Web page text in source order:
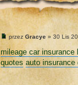
przezGracye » 30 Lis
mileage car insurance
quotes auto insurance